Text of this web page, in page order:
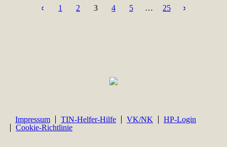
1 2 3 4 5 … 25
Impressum TIN-Helfer-Hilfe VK/NK
HP-Login
Cookie-Richtlinie